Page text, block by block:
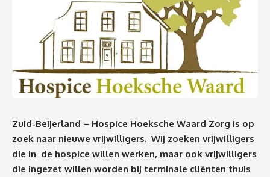
Zuid-Beijerland – Hospice Hoeksche Waard Zorg is op
zoek naar nieuwe vrijwilligers. Wij zoeken vrijwilligers
die in de hospice willen werken, maar ook vrijwilligers
die ingezet willen worden bij terminale cliënten thuis